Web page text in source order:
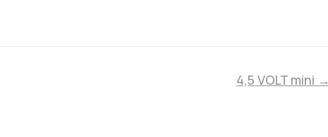
4,5 VOLT mini →